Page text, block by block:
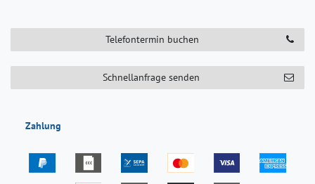
Telefontermin buchen
Schnellanfrage senden
Zahlung